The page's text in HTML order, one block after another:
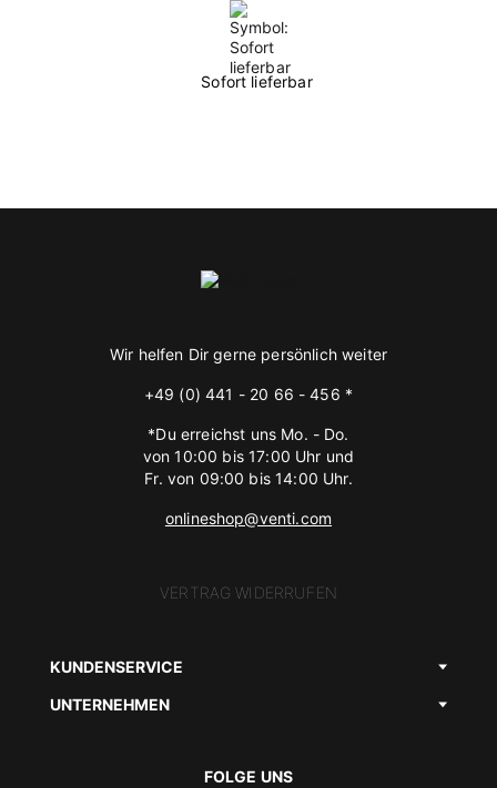
Sofort lieferbar
Wir helfen Dir gerne persönlich weiter
+49 (0) 441 - 20 66 - 456 *
*Du erreichst uns Mo. - Do.
von 10:00 bis 17:00 Uhr und
Fr. von 09:00 bis 14:00 Uhr.
onlineshop@venti.com
VERTRAG WIDERRUFEN
KUNDENSERVICE
UNTERNEHMEN
FOLGE UNS